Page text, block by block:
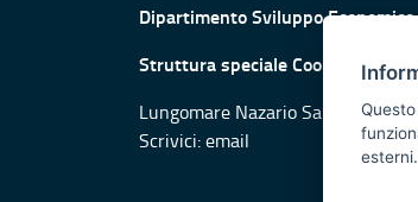
Dipartimento Sviluppo Economico
Struttura speciale Cooperazione
Lungomare Nazario Sauro, 33 -
Scrivici:email